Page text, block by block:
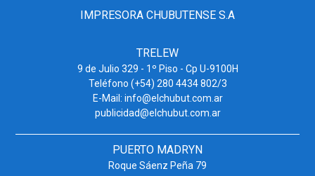
IMPRESORA CHUBUTENSE S.A
TRELEW
9 de Julio 329 - 1º Piso - Cp U-9100H
Teléfono (+54) 280 4434 802/3
E-Mail: info@elchubut.com.ar
publicidad@elchubut.com.ar
PUERTO MADRYN
Roque Sáenz Peña 79